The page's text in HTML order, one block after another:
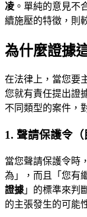
凌 。單純的意見不
續施壓的特徵，則
為什麼證據
在法律上，當您要
您就有責任提出證
不同類型的案件，
1. 聲請保護令（
當您聲請保護令時
為」，而且「您有
證據 」的標準來判
的主張發生的可能